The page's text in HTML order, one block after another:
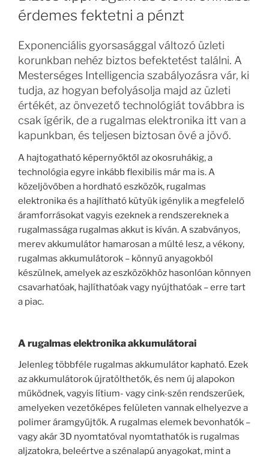
érdemes fektetni a pénzt
Exponenciális gyorsasággal változó üzleti
korunkban nehéz biztos befektetést találni. A
Mesterséges Intelligencia szabályozásra vár, ki
tudja, az hogyan befolyásolja majd az üzleti
értékét, az önvezető technológiát továbbra is
csak ígérik, de a rugalmas elektronika itt van a
kapunkban, és teljesen biztosan övé a jövő.
A hajtogatható képernyőktől az okosruhákig, a
technológia egyre inkább flexibilis már ma is. A
közeljövőben a hordható eszközök, rugalmas
elektronika és a hajlítható kütyük igénylik a megfelelő
áramforrásokat vagyis ezeknek a rendszereknek a
rugalmassága rugalmas akkut is kíván. A szabványos,
merev akkumulátor hamarosan a múlté lesz, a vékony,
rugalmas akkumulátorok – könnyű anyagokból
készülnek, amelyek az eszközökhöz hasonlóan könnyen
csavarhatóak, hajlíthatóak vagy nyújthatóak – erre tart
a piac.
A rugalmas elektronika akkumulátorai
Jelenleg többféle rugalmas akkumulátor kapható. Ezek
az akkumulátorok újratölthetők, és nem új alapokon
működnek, vagyis lítium- vagy cink-szén rendszerűek,
amelyeken vezetőképes felületen vannak elhelyezve a
polimer áramgyűjtők. A rugalmas elemek bevonhatók –
vagy akár 3D nyomtatóval nyomtathatók is rugalmas
aljzatokra, beleértve a szénalapú anyagokat, mint a